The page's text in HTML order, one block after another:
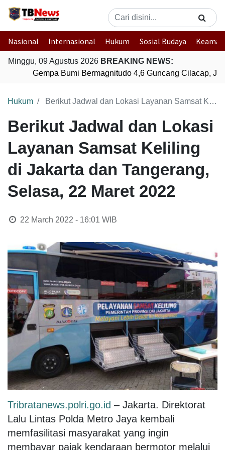
Nasional Internasional Hukum Sosial Budaya
Minggu, 09 Agustus 2026 BREAKING NEWS:
Gempa Bumi Bermagnitudo 4,6 Guncang Cilacap,
Hukum Berikut Jadwal dan Lokasi Layanan Samsat Keliling di Jakarta dan Tangerang, Selasa, 22 Maret 2022
Berikut Jadwal dan Lokasi
Layanan Samsat Keliling
di Jakarta dan Tangerang,
Selasa, 22 Maret 2022
22 March 2022 - 16:01 WIB
Tribratanews.polri.go.id – Jakarta. Direktorat
Lalu Lintas Polda Metro Jaya kembali
memfasilitasi masyarakat yang ingin
membayar pajak kendaraan bermotor melalui